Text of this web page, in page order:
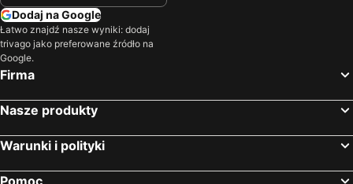
Dodaj na Google
Łatwo znajdź nasze wyniki: dodaj
trivago jako preferowane źródło na
Google.
Firma
Nasze produkty
Warunki i polityki